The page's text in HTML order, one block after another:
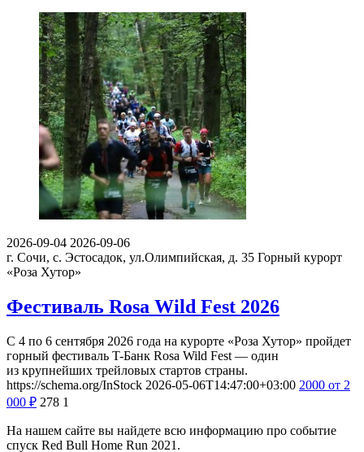
2026-09-04 2026-09-06
г. Сочи, с. Эстосадок, ул.Олимпийская, д. 35 Горный курорт
«Роза Хутор»
Фестиваль Rosa Wild Fest 2026
С 4 по 6 сентября 2026 года на курорте «Роза Хутор» пройдет
горный фестиваль T-Банк Rosa Wild Fest — один
из крупнейших трейловых стартов страны.
https://schema.org/InStock 2026-05-06T14:47:00+03:00 2000 от 2
000 ₽ 278 1
На нашем сайте вы найдете всю информацию про событие
спуск Red Bull Home Run 2021.